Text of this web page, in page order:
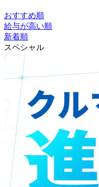
おすすめ順
給与が高い順
新着順
スペシャル